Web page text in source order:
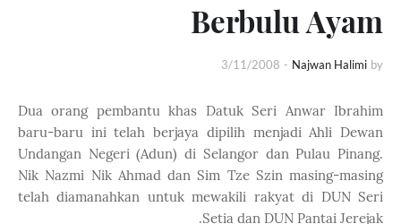
Berbulu Ayam
by
Najwan Halimi
-
3/11/2008
Dua orang pembantu khas Datuk Seri Anwar Ibrahim
baru-baru ini telah berjaya dipilih menjadi Ahli Dewan
Undangan Negeri (Adun) di Selangor dan Pulau Pinang.
Nik Nazmi Nik Ahmad dan Sim Tze Szin masing-masing
telah diamanahkan untuk mewakili rakyat di DUN Seri
Setia dan DUN Pantai Jerejak.